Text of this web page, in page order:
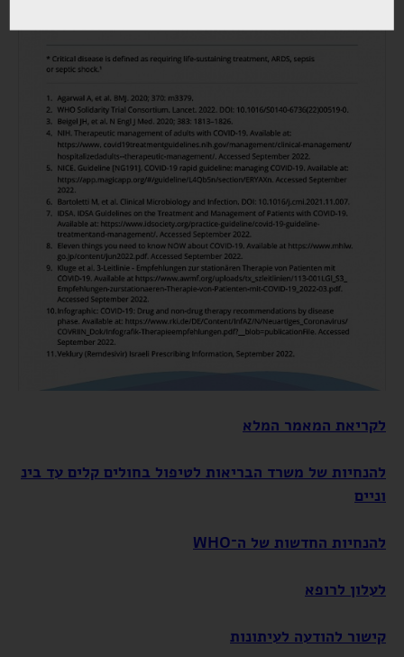
לקריאת המאמר המלא
להנחיות של משרד הבריאות לטיפול בחולים קלים עד בינ
וניים
להנחיות החדשות של ה־WHO
לעלון לרופא
קישור להודעה לעיתונות